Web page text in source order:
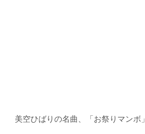
美空ひばりの名曲、「お祭りマンボ」